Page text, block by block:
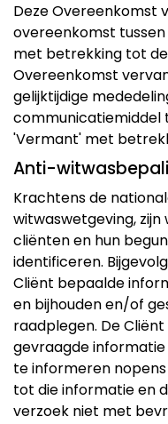
Deze Overeenkomst
overeenkomst
met betrekking tot
Overeenkomst
gelijktijdige
communicatiemiddel
'Vermant' met
Anti-
Krachtens de
witwaswetgeving,
cliënten en hun
identificeren.
Cliënt bepaalde
en bijhouden en/of
raadplegen. De
gevraagde
te informeren
tot die informatie en
verzoek niet met